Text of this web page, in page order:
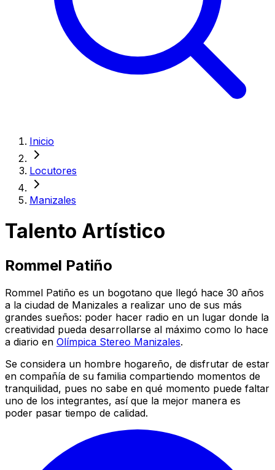
Inicio
Locutores
Manizales
Talento Artístico
Rommel Patiño
Rommel Patiño es un bogotano que llegó hace 30 años
a la ciudad de Manizales a realizar uno de sus más
grandes sueños: poder hacer radio en un lugar donde la
creatividad pueda desarrollarse al máximo como lo hace
a diario en Olímpica Stereo Manizales.
Se considera un hombre hogareño, de disfrutar de estar
en compañía de su familia compartiendo momentos de
tranquilidad, pues no sabe en qué momento puede faltar
uno de los integrantes, así que la mejor manera es
poder pasar tiempo de calidad.